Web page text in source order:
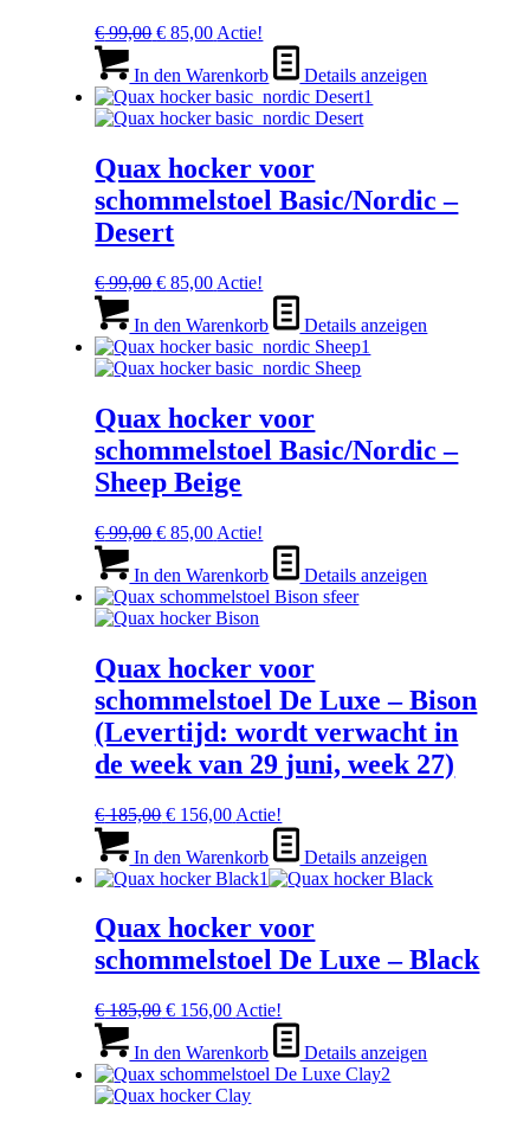
€99,00 Ursprünglicher
war:
€ 99,00
€ 85,00Aktueller
ist:
€ 85,00.
Actie!
In den Warenkorb Details anzeigen
Quax hocker voor
schommelstoel Basic/Nordic –
Desert
€99,00 Ursprünglicher
war:
€ 99,00
€ 85,00Aktueller
ist:
€ 85,00.
Actie!
In den Warenkorb Details anzeigen
Quax hocker voor
schommelstoel Basic/Nordic –
Sheep Beige
€99,00 Ursprünglicher
war:
€ 99,00
€ 85,00Aktueller
ist:
€ 85,00.
Actie!
In den Warenkorb Details anzeigen
Quax hocker voor
schommelstoel De Luxe – Bison
(Levertijd: wordt verwacht in
de week van 29 juni, week 27)
€185,00 Ursprünglicher
war:
€ 185,00
€ 156,00Aktueller
ist:
€ 156,00.
Actie!
In den Warenkorb Details anzeigen
Quax hocker voor
schommelstoel De Luxe – Black
€185,00 Ursprünglicher
war:
€ 185,00
€ 156,00Aktueller
ist:
€ 156,00.
Actie!
In den Warenkorb Details anzeigen